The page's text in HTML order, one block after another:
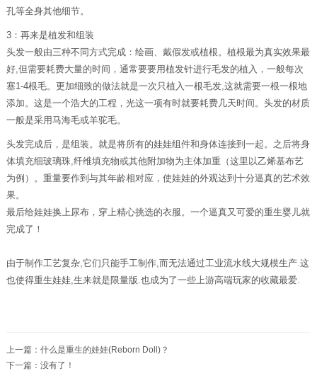
孔等全身其他细节。
3：再来是植发和组装
头发一般由三种不同方式完成：绘画、戴假发或植根。植根最为真实效果最
好,但需要耗费大量的时间，通常要要用植发针进行毛发的植入，一般每次
塞1-4根毛。更加细致的做法就是一次只植入一根毛发,这就需要一根一根地
添加。这是一个浩大的工程，光这一项有时就要耗费几天时间。头发的材质
一般是采用马海毛或羊驼毛。
头发完成后，是组装。就是将所有的娃娃组件和身体连接到一起。之后将身
体填充细玻璃珠,纤维填充物或其他附加物为主体加重（这里以乙烯基布艺
为例）。重量要作到与其年龄相对应，使娃娃的外观达到十分逼真的艺术效
果。
最后给娃娃换上尿布，穿上精心挑选的衣服。一个逼真又可爱的重生婴儿就
完成了！
由于制作工艺复杂,它们只能手工制作,而无法通过工业流水线大规模生产.这
也使得重生娃娃,生来就是限量版.也成为了一些上游高端玩家的收藏最爱.
上一篇： 什么是重生的娃娃(Reborn Doll)？
下一篇：没有了！